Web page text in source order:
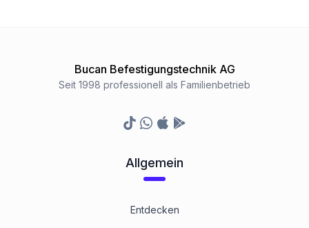
Bucan Befestigungstechnik AG
Seit 1998 professionell als Familienbetrieb
TikTokWhatsapp
Appstore
Google Play Store
Allgemein
Entdecken